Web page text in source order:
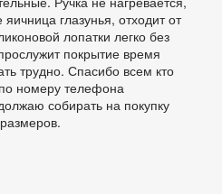
глазунья, отходит от
лопатки легко без
покрытие время
трудно. Спасибо всем кто
номеру телефона
собирать на покупку